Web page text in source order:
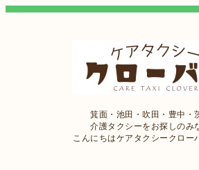
箕面・池田・吹田・豊中・
介護タクシーをお探しのみ
こんにちはケアタクシークロー